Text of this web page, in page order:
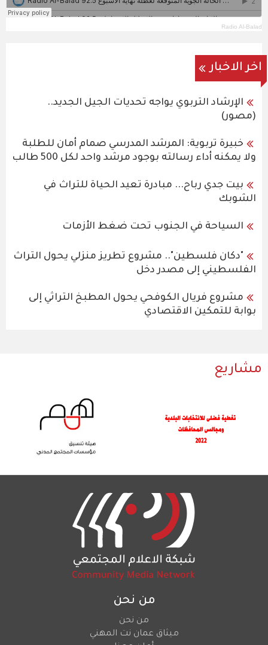
Radio Al-Balad
اخر الاخبار
الإرشاد التربوي يواجه تحديات الجيل الجديد..
(مصور)
خبيرة تربوية: المرشد المدرسي صمام أمان للطلبة
ولا يمكنه أداء رسالته بوجود مرشد واحد لكل 500 طالب
بيت جدي رباح... مبادرة تعيد الحياة للتراث في
الشوبك
السياحة في الجنوب تحت ضغط الأزمات
"دكان فلسطين".. مشروع تطريز منزلي يحول التراث
الفلسطيني إلى مصدر دخل
مشروع فريال الكوفحي يحول المطبخ التراثي إلى
بوابة للتمكين الاقتصادي
مشاريع
من نحن
من نحن
ميثاق عمان نت المهني